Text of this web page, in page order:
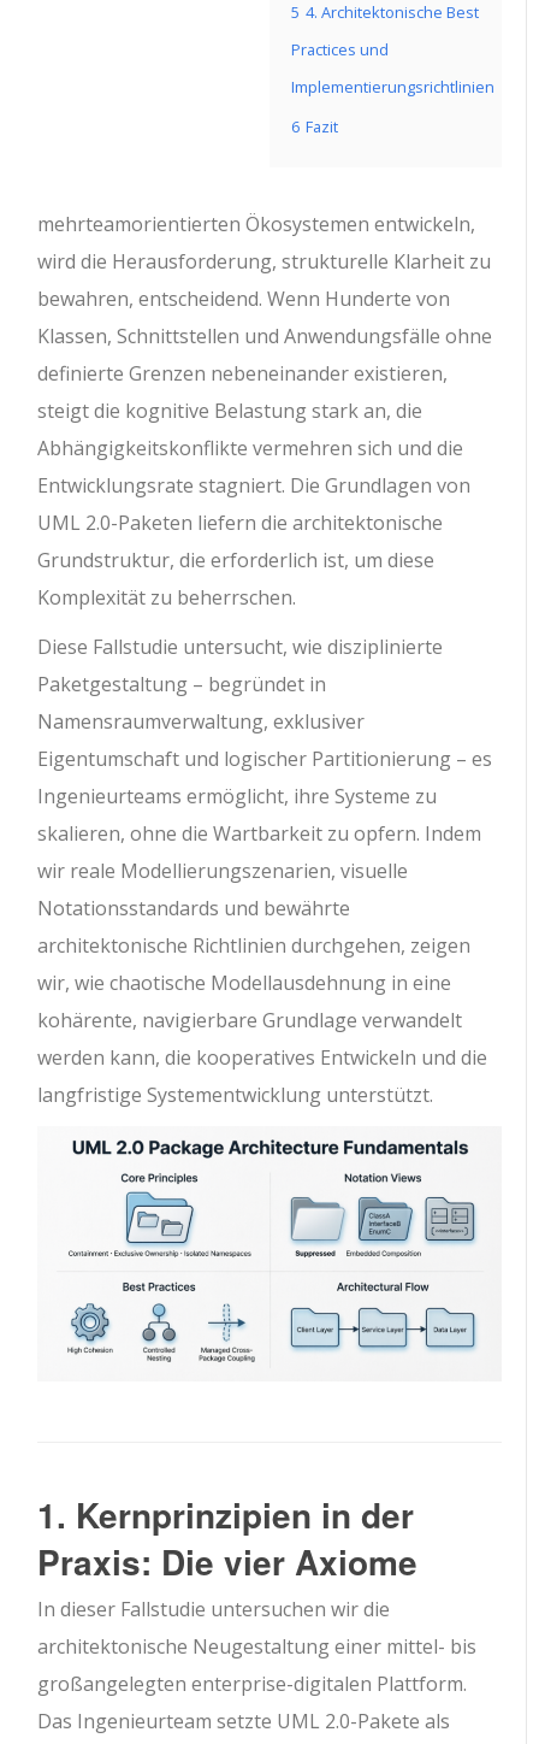
5 4. Architektonische Best
Practices und
Implementierungsrichtlinien
6 Fazit
mehrteamorientierten Ökosystemen entwickeln,
wird die Herausforderung, strukturelle Klarheit zu
bewahren, entscheidend. Wenn Hunderte von
Klassen, Schnittstellen und Anwendungsfälle ohne
definierte Grenzen nebeneinander existieren,
steigt die kognitive Belastung stark an, die
Abhängigkeitskonflikte vermehren sich und die
Entwicklungsrate stagniert. Die Grundlagen von
UML 2.0-Paketen liefern die architektonische
Grundstruktur, die erforderlich ist, um diese
Komplexität zu beherrschen.
Diese Fallstudie untersucht, wie disziplinierte
Paketgestaltung – begründet in
Namensraumverwaltung, exklusiver
Eigentumschaft und logischer Partitionierung – es
Ingenieurteams ermöglicht, ihre Systeme zu
skalieren, ohne die Wartbarkeit zu opfern. Indem
wir reale Modellierungszenarien, visuelle
Notationsstandards und bewährte
architektonische Richtlinien durchgehen, zeigen
wir, wie chaotische Modellausdehnung in eine
kohärente, navigierbare Grundlage verwandelt
werden kann, die kooperatives Entwickeln und die
langfristige Systementwicklung unterstützt.
1. Kernprinzipien in der
Praxis: Die vier Axiome
In dieser Fallstudie untersuchen wir die
architektonische Neugestaltung einer mittel- bis
großangelegten enterprise-digitalen Plattform.
Das Ingenieurteam setzte UML 2.0-Pakete als